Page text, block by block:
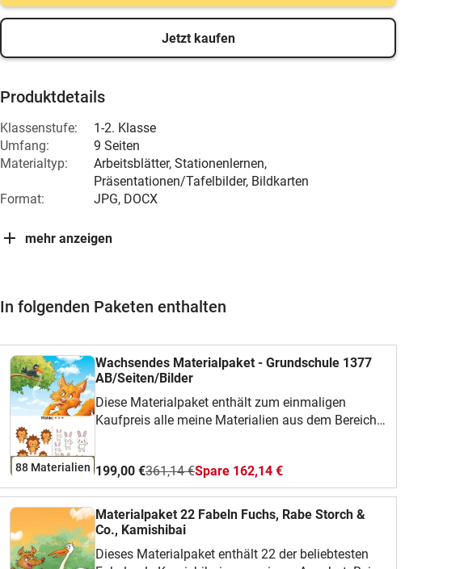
Jetzt kaufen
Produktdetails
Klassenstufe:
1-2. Klasse
Umfang:
9 Seiten
Materialtyp:
Arbeitsblätter, Stationenlernen,
Präsentationen/Tafelbilder, Bildkarten
Format:
JPG, DOCX
mehr anzeigen
In folgenden Paketen enthalten
88 Materialien
Wachsendes Materialpaket - Grundschule 1377
AB/Seiten/Bilder
Diese Materialpaket enthält zum einmaligen
Kaufpreis alle meine Materialien aus dem Bereich
kostenlose Materialien zur Verfügung.
199,00 €361,14 €Spare 162,14 €
Materialpaket 22 Fabeln Fuchs, Rabe Storch &
Co., Kamishibai
Dieses Materialpaket enthält 22 der beliebtesten